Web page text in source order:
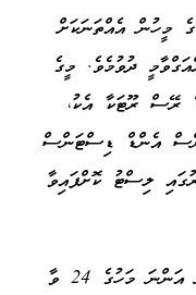
މީހުން އެއްތަނަކަށް
ދުވުމެވެ. މީގެ
ރޭސް ރޫޓަކާ އެކު،
އެންޑް ޑިސްޓަންސް
ލިސްޓު ކޮށްފައިވާ
ޑީއެމްއާރްއާރްގެ 16 ވަނަ އެޑިޝަން އޮންނާނީ އަންނަ މަހުގެ 24 ވާ